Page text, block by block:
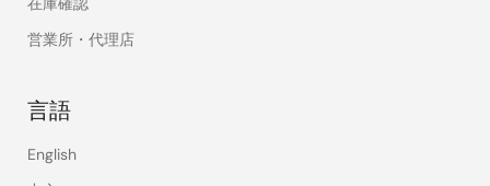
営業所・代理店
言語
English